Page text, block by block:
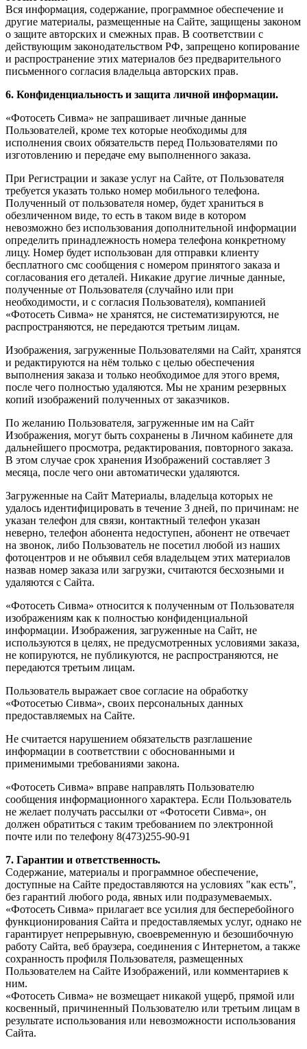
Вся информация, содержание, программное обеспечение и
другие материалы, размещенные на Сайте, защищены законом
о защите авторских и смежных прав. В соответствии с
действующим законодательством РФ, запрещено копирование
и распространение этих материалов без предварительного
письменного согласия владельца авторских прав.
6. Конфиденциальность и защита личной информации.
«Фотосеть Сивма» не запрашивает личные данные
Пользователей, кроме тех которые необходимы для
исполнения своих обязательств перед Пользователями по
изготовлению и передаче ему выполненного заказа.
При Регистрации и заказе услуг на Сайте, от Пользователя
требуется указать только номер мобильного телефона.
Полученный от пользователя номер, будет храниться в
обезличенном виде, то есть в таком виде в котором
невозможно без использования дополнительной информации
определить принадлежность номера телефона конкретному
лицу. Номер будет использован для отправки клиенту
бесплатного смс сообщения с номером принятого заказа и
согласования его деталей. Никакие другие личные данные,
полученные от Пользователя (случайно или при
необходимости, и с согласия Пользователя), компанией
«Фотосеть Сивма» не хранятся, не систематизируются, не
распространяются, не передаются третьим лицам.
Изображения, загруженные Пользователями на Сайт, хранятся
и редактируются на нём только с целью обеспечения
выполнения заказа и только необходимое для этого время,
после чего полностью удаляются. Мы не храним резервных
копий изображений полученных от заказчиков.
По желанию Пользователя, загруженные им на Сайт
Изображения, могут быть сохранены в Личном кабинете для
дальнейшего просмотра, редактирования, повторного заказа.
В этом случае срок хранения Изображений составляет 3
месяца, после чего они автоматически удаляются.
Загруженные на Сайт Материалы, владельца которых не
удалось идентифицировать в течение 3 дней, по причинам: не
указан телефон для связи, контактный телефон указан
неверно, телефон абонента недоступен, абонент не отвечает
на звонок, либо Пользователь не посетил любой из наших
фотоцентров и не объявил себя владельцем этих материалов
назвав номер заказа или загрузки, считаются бесхозными и
удаляются с Сайта.
«Фотосеть Сивма» относится к полученным от Пользователя
изображениям как к полностью конфиденциальной
информации. Изображения, загруженные на Сайт, не
используются в целях, не предусмотренных условиями заказа,
не копируются, не публикуются, не распространяются, не
передаются третьим лицам.
Пользователь выражает свое согласие на обработку
«Фотосетью Сивма», своих персональных данных
предоставляемых на Сайте.
Не считается нарушением обязательств разглашение
информации в соответствии с обоснованными и
применимыми требованиями закона.
«Фотосеть Сивма» вправе направлять Пользователю
сообщения информационного характера. Если Пользователь
не желает получать рассылки от «Фотосети Сивма», он
должен обратиться с таким требованием по электронной
почте или по телефону 8(473)255-90-91
7. Гарантии и ответственность.
Содержание, материалы и программное обеспечение,
доступные на Сайте предоставляются на условиях "как есть",
без гарантий любого рода, явных или подразумеваемых.
«Фотосеть Сивма» прилагает все усилия для бесперебойного
функционирования Сайта и предоставляемых услуг, однако не
гарантирует непрерывную, своевременную и безошибочную
работу Сайта, веб браузера, соединения с Интернетом, а также
сохранность профиля Пользователя, размещенных
Пользователем на Сайте Изображений, или комментариев к
ним.
«Фотосеть Сивма» не возмещает никакой ущерб, прямой или
косвенный, причиненный Пользователю или третьим лицам в
результате использования или невозможности использования
Сайта.